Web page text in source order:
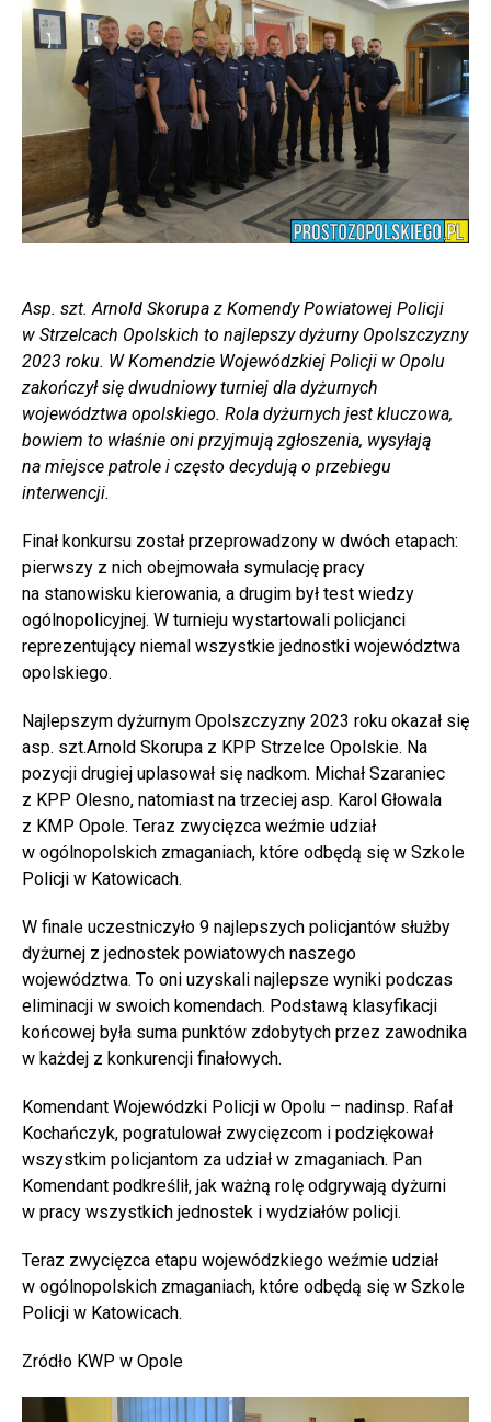
Asp. szt. Arnold Skorupa z Komendy Powiatowej Policji
w Strzelcach Opolskich to najlepszy dyżurny Opolszczyzny
2023 roku. W Komendzie Wojewódzkiej Policji w Opolu
zakończył się dwudniowy turniej dla dyżurnych
województwa opolskiego. Rola dyżurnych jest kluczowa,
bowiem to właśnie oni przyjmują zgłoszenia, wysyłają
na miejsce patrole i często decydują o przebiegu
interwencji.
Finał konkursu został przeprowadzony w dwóch etapach:
pierwszy z nich obejmowała symulację pracy
na stanowisku kierowania, a drugim był test wiedzy
ogólnopolicyjnej. W turnieju wystartowali policjanci
reprezentujący niemal wszystkie jednostki województwa
opolskiego.
Najlepszym dyżurnym Opolszczyzny 2023 roku okazał się
asp. szt.Arnold Skorupa z KPP Strzelce Opolskie. Na
pozycji drugiej uplasował się nadkom. Michał Szaraniec
z KPP Olesno, natomiast na trzeciej asp. Karol Głowala
z KMP Opole. Teraz zwycięzca weźmie udział
w ogólnopolskich zmaganiach, które odbędą się w Szkole
Policji w Katowicach.
W finale uczestniczyło 9 najlepszych policjantów służby
dyżurnej z jednostek powiatowych naszego
województwa. To oni uzyskali najlepsze wyniki podczas
eliminacji w swoich komendach. Podstawą klasyfikacji
końcowej była suma punktów zdobytych przez zawodnika
w każdej z konkurencji finałowych.
Komendant Wojewódzki Policji w Opolu – nadinsp. Rafał
Kochańczyk, pogratulował zwycięzcom i podziękował
wszystkim policjantom za udział w zmaganiach. Pan
Komendant podkreślił, jak ważną rolę odgrywają dyżurni
w pracy wszystkich jednostek i wydziałów policji.
Teraz zwycięzca etapu wojewódzkiego weźmie udział
w ogólnopolskich zmaganiach, które odbędą się w Szkole
Policji w Katowicach.
Zródło KWP w Opole